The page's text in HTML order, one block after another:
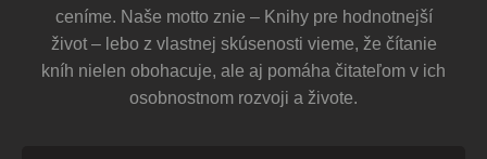
ceníme. Naše motto znie – Knihy pre hodnotnejší
život – lebo z vlastnej skúsenosti vieme, že čítanie
kníh nielen obohacuje, ale aj pomáha čitateľom v ich
osobnostnom rozvoji a živote.